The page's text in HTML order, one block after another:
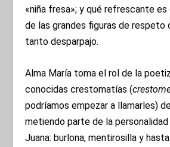
«niña fresa»; y qué refrescante es
de las grandes figuras de respeto
tanto desparpajo.
Alma María toma el rol de la
conocidas crestomatías (
podríamos empezar a llamarles)
metiendo parte de la
Juana: burlona, mentirosilla y